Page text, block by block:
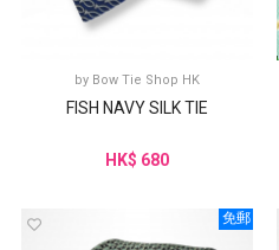
by Bow Tie Shop HK
FISH NAVY SILK TIE
HK$ 680
免郵